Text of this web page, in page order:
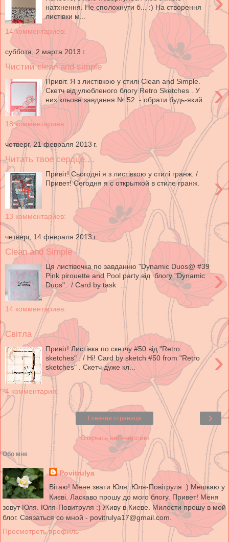
натхнення. Не сполохнути б... :) На створення
листівки м...
14 комментариев:
суббота, 2 марта 2013 г.
Чистий сlean and simple
›
Привіт. Я з листівкою у стилі Clean and Simple.
Cкетч від улюбленого блогу Retro Sketches . У
них кльове завдання № 52 - обрати будь-який...
18 комментариев:
четверг, 21 февраля 2013 г.
Читать твое сердце....
›
Привіт! Сьогодні я з листівкою у стилі гранж. /
Привет! Сегодня я с открыткой в стиле гранж.
13 комментариев:
четверг, 14 февраля 2013 г.
Clean and Simple
›
Ця листівочка по завданню "Dynamic Duos@ #39
Pink pirouette and Pool party від блогу "Dynamic
Duos". / Сard by task ...
14 комментариев:
Світла
›
Привіт! Листівка по скетчу #50 від "Retro
sketches" . / Hi! Card by sketch #50 from "Retro
sketches" . Скетч дуже кл...
4 комментария:
›
Главная страница
Открыть веб-версию
Обо мне
Povitrulya
Вітаю! Мене звати Юля. Юля-Повітруля :) Мешкаю у
Києві. Ласкаво прошу до мого блогу. Привет! Меня
зовут Юля. Юля-Повитруля :) Живу в Киеве. Милости прошу в мой
блог. Связаться со мной - povitrulya17@gmail.com.
Просмотреть профиль